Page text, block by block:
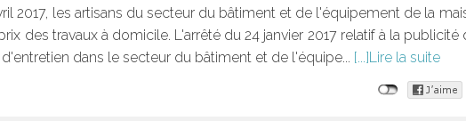
2017, les artisans du secteur du bâtiment et de l'équipement de la
des travaux à domicile. L'arrêté du 24 janvier 2017 relatif à la
dans le secteur du bâtiment et de l'équipe...
Lire la suite